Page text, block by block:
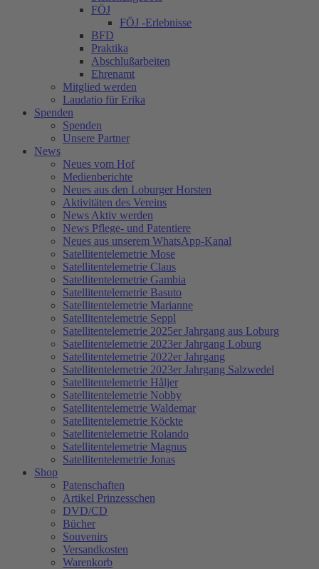
FÖJ
FÖJ -Erlebnisse
BFD
Praktika
Abschlußarbeiten
Ehrenamt
Mitglied werden
Laudatio für Erika
Spenden
Spenden
Unsere Partner
News
Neues vom Hof
Medienberichte
Neues aus den Loburger Horsten
Aktivitäten des Vereins
News Aktiv werden
News Pflege- und Patentiere
Neues aus unserem WhatsApp-Kanal
Satellitentelemetrie Mose
Satellitentelemetrie Claus
Satellitentelemetrie Gambia
Satellitentelemetrie Basuto
Satellitentelemetrie Marianne
Satellitentelemetrie Seppl
Satellitentelemetrie 2025er Jahrgang aus Loburg
Satellitentelemetrie 2023er Jahrgang Loburg
Satellitentelemetrie 2022er Jahrgang
Satellitentelemetrie 2023er Jahrgang Salzwedel
Satellitentelemetrie Håljer
Satellitentelemetrie Nobby
Satellitentelemetrie Waldemar
Satellitentelemetrie Köckte
Satellitentelemetrie Rolando
Satellitentelemetrie Magnus
Satellitentelemetrie Jonas
Shop
Patenschaften
Artikel Prinzesschen
DVD/CD
Bücher
Souvenirs
Versandkosten
Warenkorb